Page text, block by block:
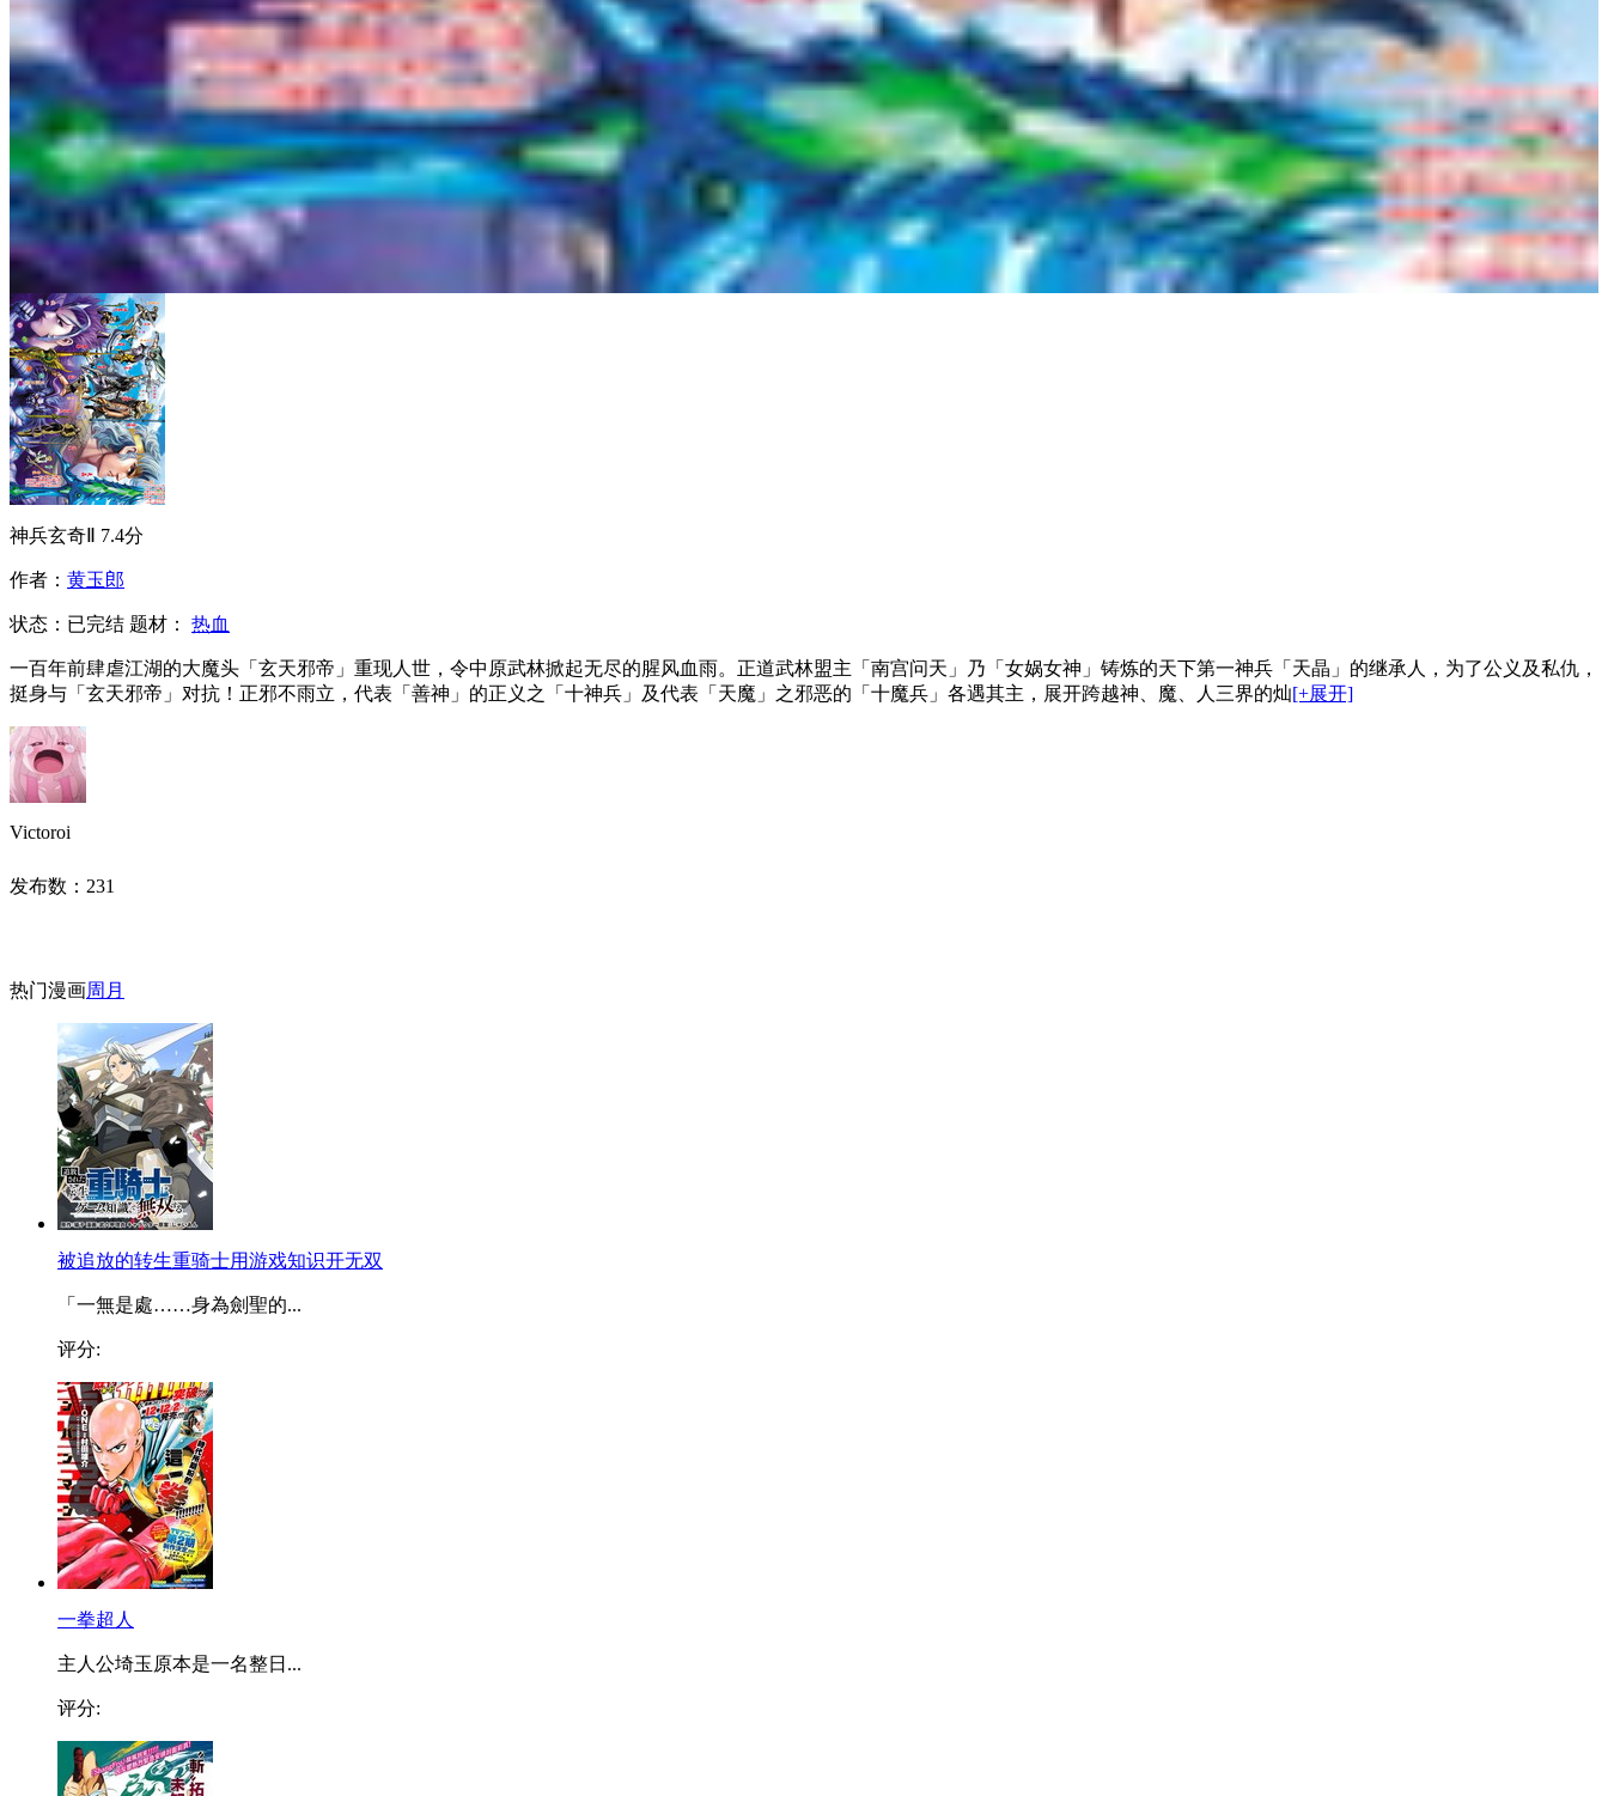
神兵玄奇Ⅱ 7.4分
作者： 黄玉郎
状态： 已完结 题材： 热血
一百年前肆虐江湖的大魔头「玄天邪帝」重现人世，令中原武林掀起无尽的腥风血雨。正道武林盟主「南宫问天」乃「女娲女神」铸炼的天下第一神兵「天晶」的继承人，为了公义及私仇，
挺身与「玄天邪帝」对抗！正邪不雨立，代表「善神」的正义之「十神兵」及代表「天魔」之邪恶的「十魔兵」各遇其主，展开跨越神、魔、人三界的灿[+展开]
Victoroi
发布数： 231
热门漫画周 月
被追放的转生重骑士用游戏知识开无双
「一無是處……身為劍聖的...
评分:
一拳超人
主人公埼玉原本是一名整日...
评分: